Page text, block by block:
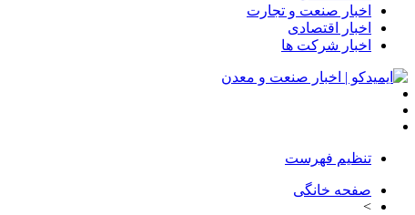
اخبار صنعت و تجارت
اخبار اقتصادی
اخبار شرکت ها
تنظیم فهرست
صفحه خانگی
>